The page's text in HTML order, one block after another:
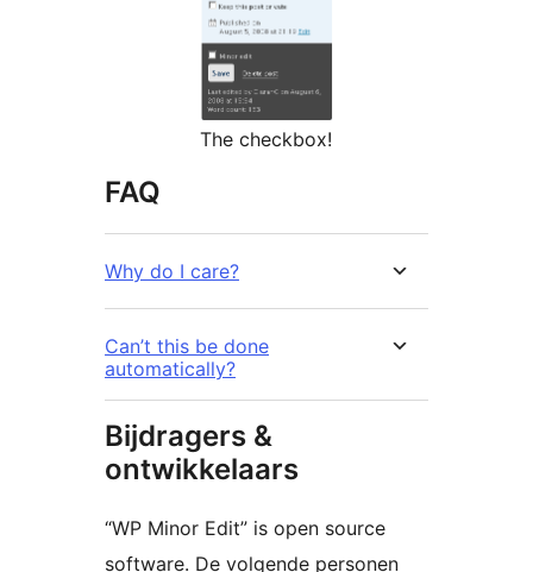
The checkbox!
FAQ
Why do I care?
Can’t this be done
automatically?
Bijdragers &
ontwikkelaars
“WP Minor Edit” is open source
software. De volgende personen